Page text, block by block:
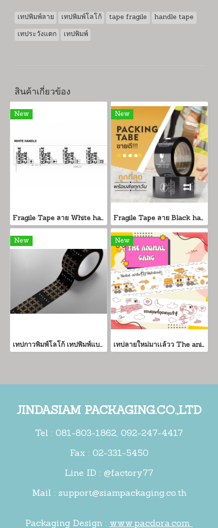
เทปพิมพ์ลาย เทปพิมพ์โลโก้ tape fragile handle tape
เทประวังแตก เทปพิมพ์
สินค้าเกี่ยวข้อง
New
Fragile Tape ลาย White handle
New
Fragile Tape ลาย Black handle
New
เทปกาวพิมพ์โลโก้ เทปพิมพ์แบรนด์ราคาถูก ขั้นต่ำเพียง 300 ม้วน
New
เทปลายใหม่มาเเล้วว The animal gang น้องน่ารักมากก (1 เเพค 6 ม้วน)
JINDASIAM PACKAGING.CO.,LTD
Tel : 081-803-1862, 092-247-4417
Fax : 02-331-5450
Line ID : @factory77
Mail : support@siampackaging.co.th
Packaging Design : www.pacdora.com